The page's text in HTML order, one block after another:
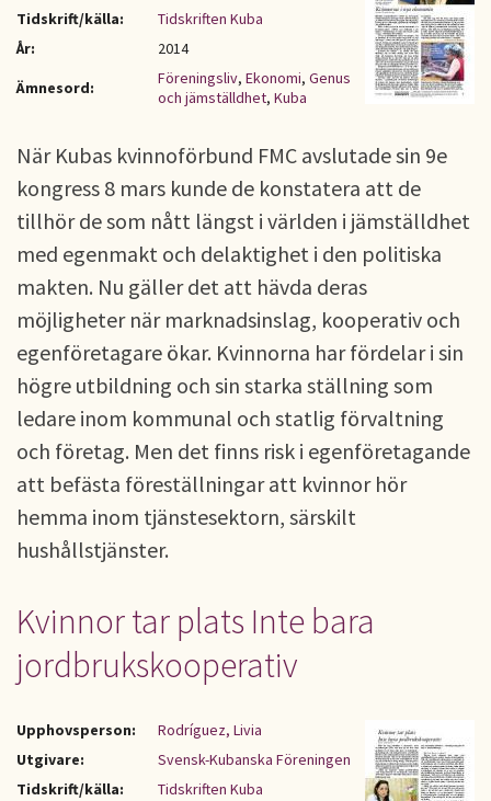
Tidskrift/källa:
Tidskriften Kuba
År:
2014
Ämnesord:
Föreningsliv, Ekonomi, Genus
och jämställdhet, Kuba
När Kubas kvinnoförbund FMC avslutade sin 9e
kongress 8 mars kunde de konstatera att de
tillhör de som nått längst i världen i jämställdhet
med egenmakt och delaktighet i den politiska
makten. Nu gäller det att hävda deras
möjligheter när marknadsinslag, kooperativ och
egenföretagare ökar. Kvinnorna har fördelar i sin
högre utbildning och sin starka ställning som
ledare inom kommunal och statlig förvaltning
och företag. Men det finns risk i egenföretagande
att befästa föreställningar att kvinnor hör
hemma inom tjänstesektorn, särskilt
hushållstjänster.
Kvinnor tar plats Inte bara
jordbrukskooperativ
Upphovsperson:
Rodríguez, Livia
Utgivare:
Svensk-Kubanska Föreningen
Tidskrift/källa:
Tidskriften Kuba